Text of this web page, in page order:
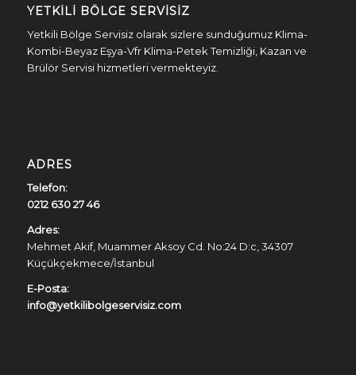
YETKILI BÖLGE SERVISIZ
Yetkili Bölge Servisiz olarak sizlere sunduğumuz Klima-
Kombi-Beyaz Eşya-Vfr Klima-Petek Temizliği, Kazan ve
Brülör Servisi hizmetleri vermekteyiz.
ADRES
Telefon:
0212 630 27 46
Adres:
Mehmet Akif, Muammer Aksoy Cd. No:24 D:c, 34307
Küçükçekmece/İstanbul
E-Posta:
info@yetkilibolgeservisiz.com